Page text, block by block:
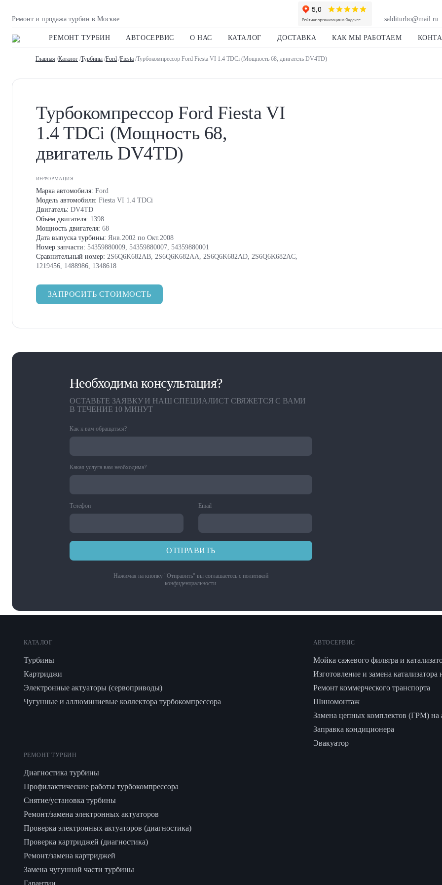
Ремонт и продажа турбин в Москве salditurbo@mail.ru
РЕМОНТ ТУРБИН АВТОСЕРВИС О НАС КАТАЛОГ ДОСТАВКА КАК МЫ РАБОТАЕМ
Главная /Каталог /Турбины /Ford /Fiesta /Турбокомпрессор Ford Fiesta VI 1.4 TDCi (Мощность 68, двигатель DV4TD)
Турбокомпрессор Ford Fiesta VI
1.4 TDCi (Мощность 68,
двигатель DV4TD)
ИНФОРМАЦИЯ
Марка автомобиля: Ford
Модель автомобиля: Fiesta VI 1.4 TDCi
Двигатель: DV4TD
Объём двигателя: 1398
Мощность двигателя: 68
Дата выпуска турбины: Янв.2002 по Окт.2008
Номер запчасти: 54359880009, 54359880007, 54359880001
Сравнительный номер: 2S6Q6K682AB, 2S6Q6K682AA, 2S6Q6K682AD, 2S6Q6K682AC,
1219456, 1488986, 1348618
ЗАПРОСИТЬ СТОИМОСТЬ
Необходима консультация?
ОСТАВЬТЕ ЗАЯВКУ И НАШ СПЕЦИАЛИСТ СВЯЖЕТСЯ С ВАМИ
В ТЕЧЕНИЕ 10 МИНУТ
Как к вам обращаться?
Какая услуга вам необходима?
Телефон Email
ОТПРАВИТЬ
Нажимая на кнопку "Отправить" вы соглашаетесь с политикой
конфиденциальности.
КАТАЛОГ
Турбины
Картриджи
Электронные актуаторы (сервоприводы)
Чугунные и аллюминиевые коллектора турбокомпрессора
АВТОСЕРВИС
Мойка сажевого фильтра и
Изготовление и замена катализатора
Ремонт коммерческого транспорта
Шиномонтаж
Замена цепных комплектов (ГРМ) на
Заправка кондиционера
Эвакуатор
РЕМОНТ ТУРБИН
Диагностика турбины
Профилактические работы турбокомпрессора
Снятие/установка турбины
Ремонт/замена электронных актуаторов
Проверка электронных актуаторов (диагностика)
Проверка картриджей (диагностика)
Ремонт/замена картриджей
Замена чугунной части турбины